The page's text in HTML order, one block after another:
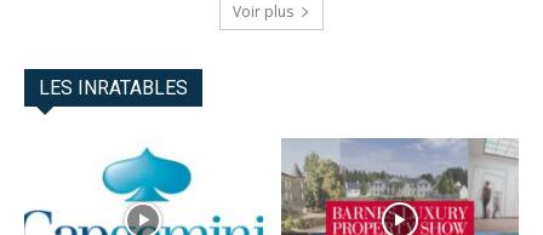
Voir plus
LES INRATABLES